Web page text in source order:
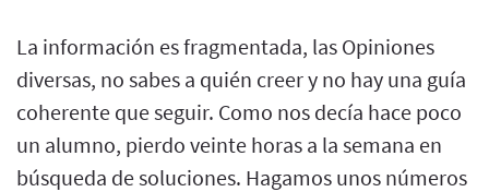
La información es fragmentada, las Opiniones
diversas, no sabes a quién creer y no hay una guía
coherente que seguir. Como nos decía hace poco
un alumno, pierdo veinte horas a la semana en
búsqueda de soluciones. Hagamos unos números